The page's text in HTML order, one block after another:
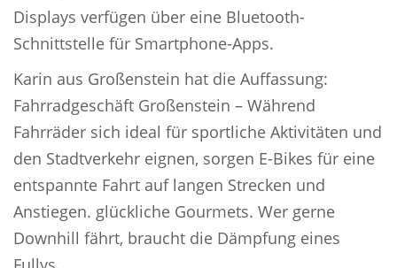
Displays verfügen über eine Bluetooth-
Schnittstelle für Smartphone-Apps.
Karin aus Großenstein hat die Auffassung:
Fahrradgeschäft Großenstein – Während
Fahrräder sich ideal für sportliche Aktivitäten und
den Stadtverkehr eignen, sorgen E-Bikes für eine
entspannte Fahrt auf langen Strecken und
Anstiegen. glückliche Gourmets. Wer gerne
Downhill fährt, braucht die Dämpfung eines